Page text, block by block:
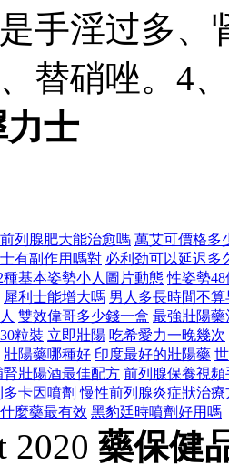
手淫过多、
替硝唑。4
力士
前列腺肥大能治愈嗎 萬艾可價格多
有副作用嗎對 必利劲可以延迟多
種基本姿勢小人圖片動態 性姿勢
犀利士能增大嗎 男人多長時間不算
雙效偉哥多少錢一盒 最強壯陽藥
粒裝 立即壯陽 吃希愛力一晚幾次
壯陽藥哪種好 印度最好的壯陽藥
腎壯陽酒最佳配方 前列腺保養視
多卡因噴劑 慢性前列腺炎症狀治療
麼藥最有效 黑豹廷時噴劑好用嗎
2020 藥保健